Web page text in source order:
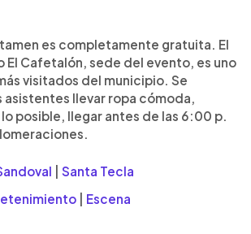
es completamente gratuita. El
El Cafetalón, sede del evento, es uno
visitados del municipio. Se
asistentes llevar ropa cómoda,
posible, llegar antes de las 6:00 p.
Santa Tecla
Escena